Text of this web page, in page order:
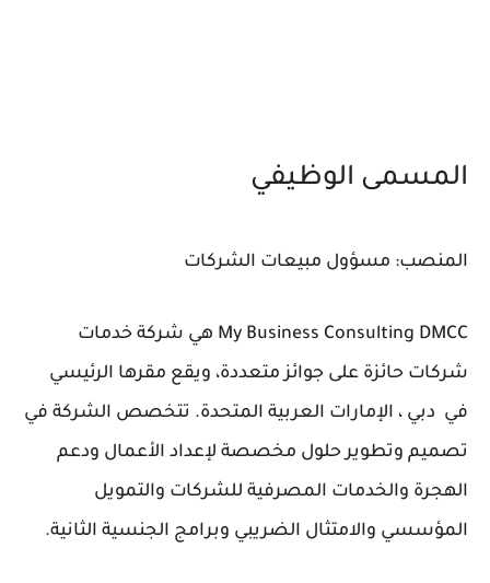
المسمى الوظيفي
المنصب: مسؤول مبيعات الشركات
My Business Consulting DMCC هي شركة خدمات
شركات حائزة على جوائز متعددة، ويقع مقرها الرئيسي
في دبي ، الإمارات العربية المتحدة. تتخصص الشركة في
تصميم وتطوير حلول مخصصة لإعداد الأعمال ودعم
الهجرة والخدمات المصرفية للشركات والتمويل
المؤسسي والامتثال الضريبي وبرامج الجنسية الثانية.